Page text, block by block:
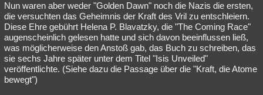
Nun waren aber weder "Golden Dawn" noch die Nazis die ersten,
die versuchten das Geheimnis der Kraft des Vril zu entschleiern.
Diese Ehre gebührt Helena P. Blavatzky, die "The Coming Race"
augenscheinlich gelesen hatte und sich davon beeinflussen ließ,
was möglicherweise den Anstoß gab, das Buch zu schreiben, das
sie sechs Jahre später unter dem Titel "Isis Unveiled"
veröffentlichte. (Siehe dazu die Passage über die "Kraft, die Atome
bewegt")